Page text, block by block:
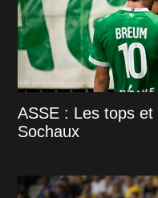
ASSE : Les tops
Sochaux